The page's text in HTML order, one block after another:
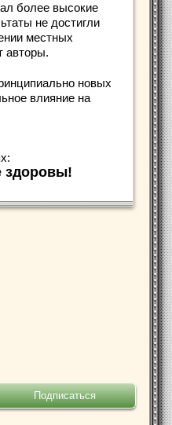
более высокие
не достигли
местных
авторы.
новых
влияние на
здоровы!